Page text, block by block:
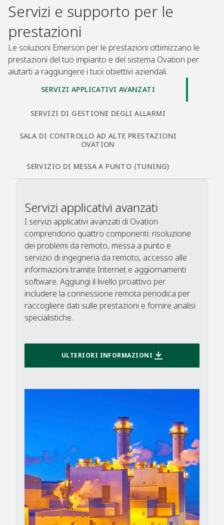
Servizi e supporto per le
prestazioni
Le soluzioni Emerson per le prestazioni ottimizzano le
prestazioni del tuo impianto e del sistema Ovation per
aiutarti a raggiungere i tuoi obiettivi aziendali.​
SERVIZI APPLICATIVI AVANZATI
SERVIZI DI GESTIONE DEGLI ALLARMI​
SALA DI CONTROLLO AD ALTE PRESTAZIONI
OVATION​
SERVIZIO DI MESSA A PUNTO (TUNING)​
Servizi applicativi avanzati
I servizi applicativi avanzati di Ovation
comprendono quattro componenti: risoluzione
dei problemi da remoto, messa a punto e
servizio di ingegneria da remoto, accesso alle
informazioni tramite Internet e aggiornamenti
software. Aggiungi il livello proattivo per
includere la connessione remota periodica per
raccogliere dati sulle prestazioni e fornire analisi
specialistiche.​
ULTERIORI INFORMAZIONI